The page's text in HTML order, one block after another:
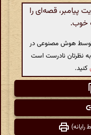
پیامبر، قصه‌ای را
خوب.
توسط هوش مصنوعی در
به نظرتان نادرست است
کنید.